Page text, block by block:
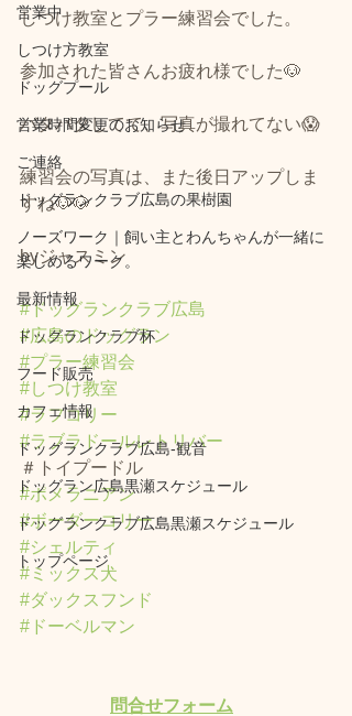
営業中
しつけ方教室
ドッグプール
営業時間変更のお知らせ
ご連絡
ドッグランクラブ広島の果樹園
ノーズワーク｜飼い主とわんちゃんが一緒に
楽しめるワーク。
最新情報
ドッグランクラブ杯
フード販売
カフェ情報
ドッグランクラブ広島‐観音
ドッグラン広島黒瀬スケジュール
ドッグランクラブ広島黒瀬スケジュール
トップページ
しつけ教室とプラー練習会でした。
参加された皆さんお疲れ様でした🐶
バタバタしてて、写真が撮れてない😱
練習会の写真は、また後日アップしま
すね🐶🐶
byジャスミン
#ドッグランクラブ広島
#広島のドッグラン
#プラー練習会
#しつけ教室
#ラフコリー
#ラブラドールレトリバー
＃トイプードル
#ポメラニアン
#ボーダーコリー
#シェルティ
#ミックス犬
#ダックスフンド
#ドーベルマン
問合せフォーム